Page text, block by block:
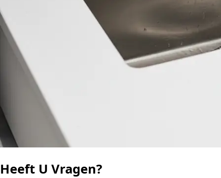
Heeft U Vragen?